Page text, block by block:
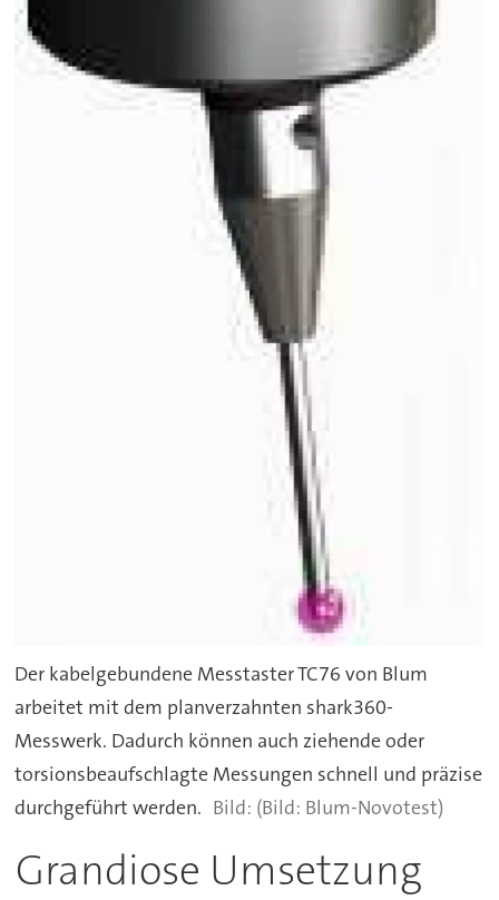
Der kabelgebundene Messtaster TC76 von Blum
arbeitet mit dem planverzahnten shark360-
Messwerk. Dadurch können auch ziehende oder
torsionsbeaufschlagte Messungen schnell und präzise
durchgeführt werden.
(Bild: Blum-Novotest)
Grandiose Umsetzung